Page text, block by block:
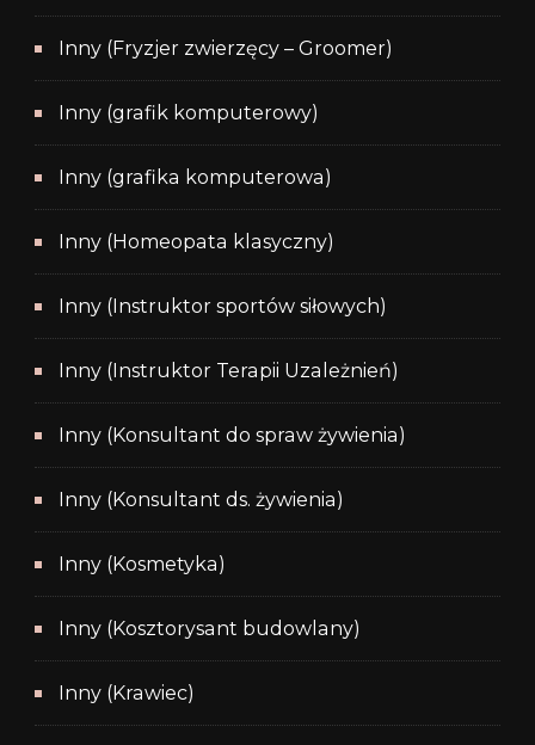
Inny (Fryzjer zwierzęcy – Groomer)
Inny (grafik komputerowy)
Inny (grafika komputerowa)
Inny (Homeopata klasyczny)
Inny (Instruktor sportów siłowych)
Inny (Instruktor Terapii Uzależnień)
Inny (Konsultant do spraw żywienia)
Inny (Konsultant ds. żywienia)
Inny (Kosmetyka)
Inny (Kosztorysant budowlany)
Inny (Krawiec)